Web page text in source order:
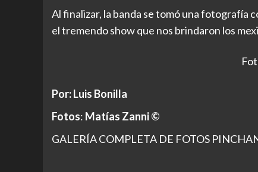
Al finalizar, la banda se tomó una fotografía
el tremendo show que nos brindaron los
Por: Luis Bonilla
Fotos: Matías Zanni ©
GALERÍA COMPLETA DE FOTOS